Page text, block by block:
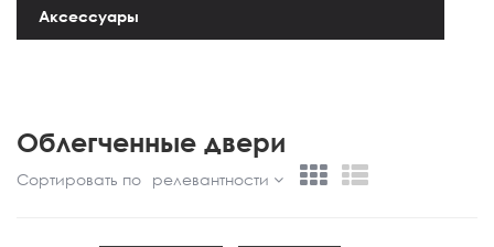
Аксессуары
Облегченные двери
Сортировать по релевантности